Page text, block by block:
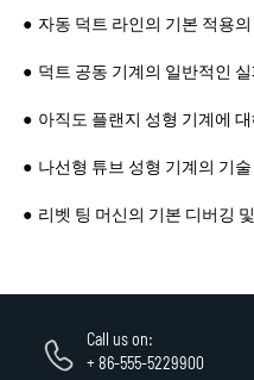
자동 덕트 라인의 기본 적용
덕트 공동 기계의 일반적인
아직도 플랜지 성형 기계에
나선형 튜브 성형 기계의 기
리벳 팅 머신의 기본 디버깅
Call us on:
+ 86-555-5229900